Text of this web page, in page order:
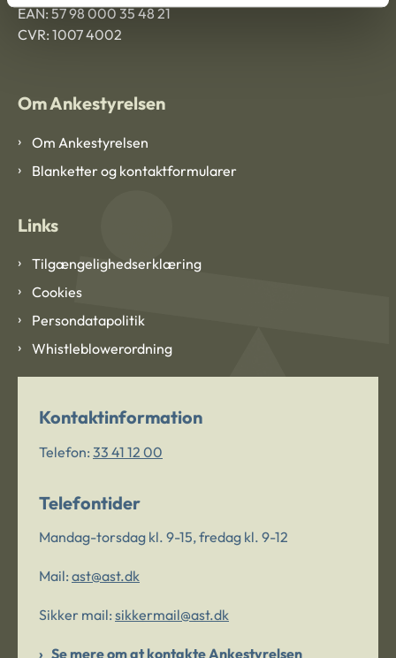
EAN: 57 98 000 35 48 21
CVR: 1007 4002
Om Ankestyrelsen
Om Ankestyrelsen
Blanketter og kontaktformularer
Links
Tilgængelighedserklæring
Cookies
Persondatapolitik
Whistleblowerordning
Kontaktinformation
Telefon: 33 41 12 00
Telefontider
Mandag-torsdag kl. 9-15, fredag kl. 9-12
Mail: ast@ast.dk
Sikker mail: sikkermail@ast.dk
Se mere om at kontakte Ankestyrelsen